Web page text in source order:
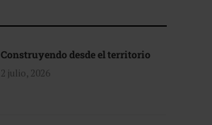
Construyendo desde el territorio
2 julio, 2026